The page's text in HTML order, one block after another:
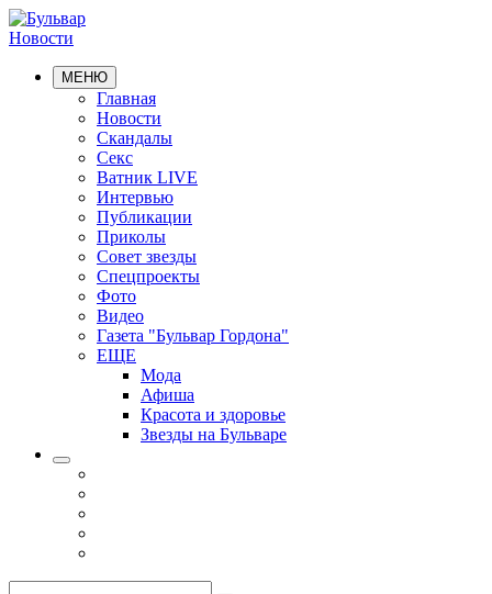
Новости
МЕНЮ
Главная
Новости
Скандалы
Секс
Ватник LIVE
Интервью
Публикации
Приколы
Совет звезды
Спецпроекты
Фото
Видео
Газета "Бульвар Гордона"
ЕЩЕ
Мода
Афиша
Красота и здоровье
Звезды на Бульваре